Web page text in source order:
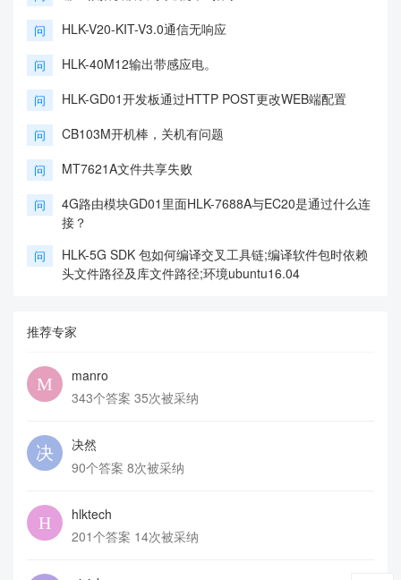
问 HLK-V20-KIT-V3.0通信无响应
问 HLK-40M12输出带感应电。
问 HLK-GD01开发板通过HTTP POST更改WEB端配置
问 CB103M开机棒，关机有问题
问 MT7621A文件共享失败
问
4G路由模块GD01里面HLK-7688A与EC20是通过什么连
接？
问
HLK-5G SDK 包如何编译交叉工具链;编译软件包时依赖
头文件路径及库文件路径;环境ubuntu16.04
推荐专家
manro
343个答案 35次被采纳
决然
90个答案 8次被采纳
hlktech
201个答案 14次被采纳